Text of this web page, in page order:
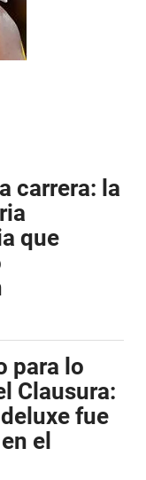
carrera: la
que
para lo
Clausura:
fue
el